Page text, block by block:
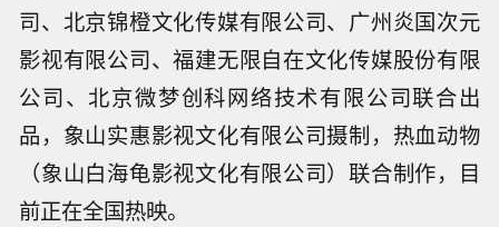
司、北京锦橙文化传媒有限公司、广州炎国次元
影视有限公司、福建无限自在文化传媒股份有限
公司、北京微梦创科网络技术有限公司联合出
品，象山实惠影视文化有限公司摄制，热血动物
（象山白海龟影视文化有限公司）联合制作，目
前正在全国热映。